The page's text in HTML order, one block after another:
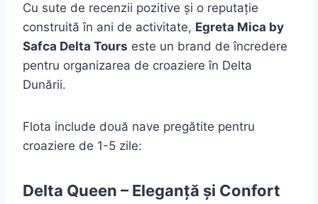
Cu sute de recenzii pozitive și o reputație
construită în ani de activitate, Egreta Mica by
Safca Delta Tours este un brand de încredere
pentru organizarea de croaziere în Delta
Dunării.
Flota include două nave pregătite pentru
croaziere de 1-5 zile:
Delta Queen – Eleganță și Confort